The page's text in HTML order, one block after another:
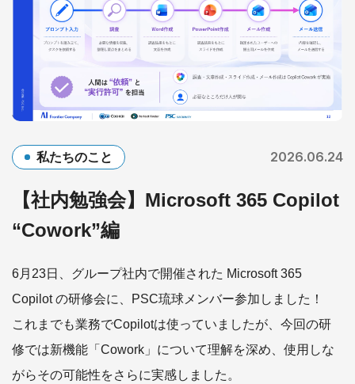
私たちのこと 2026.06.24
【社内勉強会】Microsoft 365 Copilot
“Cowork”編
6月23日、グループ社内で開催された Microsoft 365
Copilot の研修会に、PSC琉球メンバー参加しました！
これまでも業務でCopilotは使っていましたが、今回の研
修では新機能「Cowork」について理解を深め、使用しな
がらその可能性をさらに実感しました。